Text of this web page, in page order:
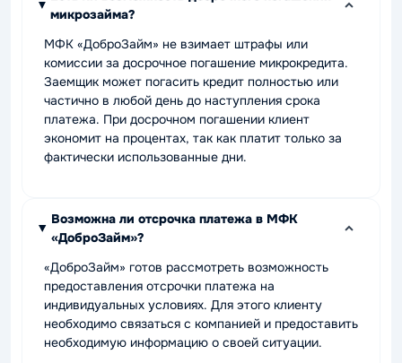
микрозайма?
МФК «ДоброЗайм» не взимает штрафы или
комиссии за досрочное погашение микрокредита.
Заемщик может погасить кредит полностью или
частично в любой день до наступления срока
платежа. При досрочном погашении клиент
экономит на процентах, так как платит только за
фактически использованные дни.
Возможна ли отсрочка платежа в МФК
«ДоброЗайм»?
«ДоброЗайм» готов рассмотреть возможность
предоставления отсрочки платежа на
индивидуальных условиях. Для этого клиенту
необходимо связаться с компанией и предоставить
необходимую информацию о своей ситуации.